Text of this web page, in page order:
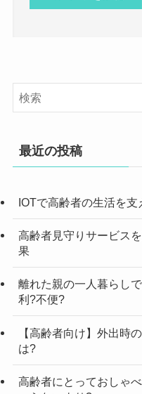
最近の投稿
IOTで高齢者の生活を
高齢者見守りサービス
果
離れた親の一人暮らし
利?不便?
【高齢者向け】外出時
は?
高齢者にとっておしゃ